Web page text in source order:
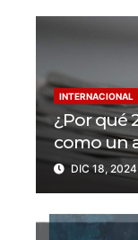
INTERNACIONAL
¿Por qué
como un
libertad
DIC 18, 2024